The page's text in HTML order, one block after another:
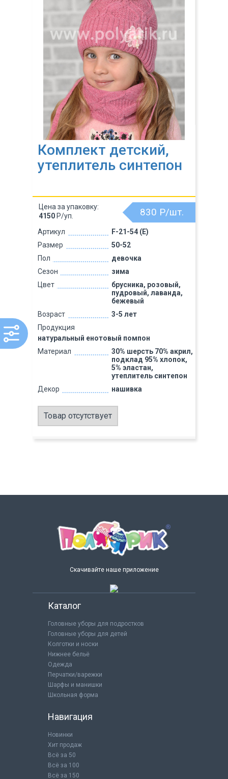
Комплект детский,
утеплитель синтепон
Артикул
F-21-54 (Е)
Размер
50-52
Пол
девочка
Сезон
зима
Цвет
брусника, розовый,
пудровый, лаванда,
бежевый
Возраст
3-5 лет
Продукция
натуральный енотовый помпон
Материал
30% шерсть 70% акрил,
подклад 95% хлопок,
5% эластан,
утеплитель синтепон
Декор
нашивка
830 Р/шт.
Цена за упаковку:
4150 Р/уп.
Товар отсутствует
Скачивайте наше приложение
Каталог
Головные уборы для подростков
Головные уборы для детей
Колготки и носки
Нижнее бельё
Одежда
Перчатки/варежки
Шарфы и манишки
Школьная форма
Навигация
Новинки
Хит продаж
Всё за 50
Всё за 100
Всё за 150